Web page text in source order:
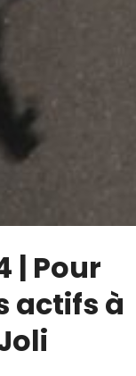
| Pour
actifs à